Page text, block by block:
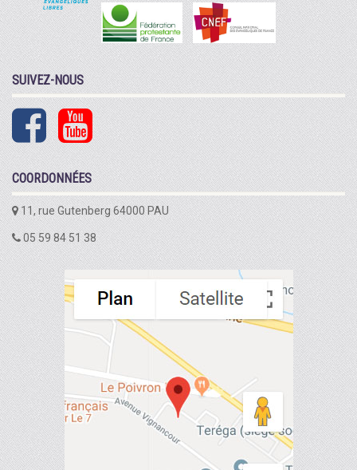
SUIVEZ-NOUS
COORDONNÉES
11, rue Gutenberg 64000 PAU
05 59 84 51 38